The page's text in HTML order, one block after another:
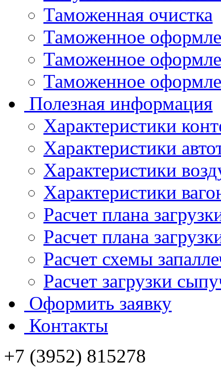
Таможенная очистка
Таможенное
Таможенное
Таможенное
Полезная информация
Характеристики
Характеристики
Характеристики
Характеристики
Расчет плана
Расчет плана
Расчет схемы
Расчет загрузки
Оформить заявку
Контакты
+7 (3952) 815278